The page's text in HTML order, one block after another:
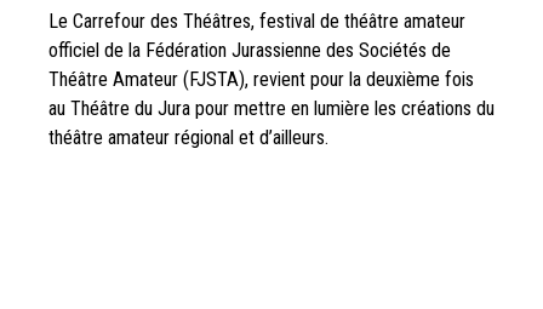
Le Carrefour des Théâtres, festival de théâtre amateur
officiel de la Fédération Jurassienne des Sociétés de
Théâtre Amateur (FJSTA), revient pour la deuxième fois
au Théâtre du Jura pour mettre en lumière les créations du
théâtre amateur régional et d’ailleurs.